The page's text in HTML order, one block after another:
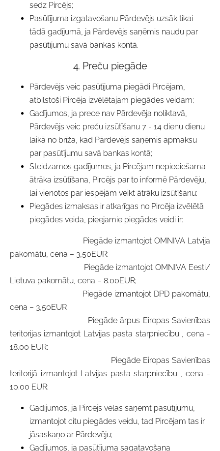
sedz Pircējs;
Pasūtījuma izgatavošanu Pārdevējs uzsāk tikai
tādā gadījumā, ja Pārdevējs saņēmis naudu par
pasūtījumu savā bankas kontā.
4. Preču piegāde
Pārdevējs veic pasūtījuma piegādi Pircējam,
atbilstoši Pircēja izvēlētajam piegādes veidam;
Gadījumos, ja prece nav Pārdevēja noliktavā,
Pārdevējs veic preču izsūtīšanu 7 - 14 dienu dienu
laikā no brīža, kad Pārdevējs saņēmis apmaksu
par pasūtījumu savā bankas kontā;
Steidzamos gadījumos, ja Pircējam nepieciešama
ātrāka izsūtīšana, Pircējs par to informē Pārdevēju,
lai vienotos par iespējām veikt ātrāku izsūtīšanu;
Piegādes izmaksas ir atkarīgas no Pircēja izvēlētā
piegādes veida, pieejamie piegādes veidi ir:
Piegāde izmantojot OMNIVA Latvija
pakomātu, cena – 3,50EUR;
Piegāde izmantojot OMNIVA Eesti/
Lietuva pakomātu, cena – 8.00EUR;
Piegāde izmantojot DPD pakomātu,
cena – 3,50EUR
Piegāde ārpus Eiropas Savienības
teritorijas izmantojot Latvijas pasta starpniecību , cena -
18.00 EUR;
Piegāde Eiropas Savienības
teritorijā izmantojot Latvijas pasta starpniecību , cena -
10.00 EUR;
Gadījumos, ja Pircējs vēlas saņemt pasūtījumu,
izmantojot citu piegādes veidu, tad Pircējam tas ir
jāsaskaņo ar Pārdevēju;
Gadījumos, ja pasūtījuma sagatavošana